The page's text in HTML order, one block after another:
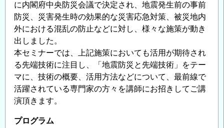
セ
ス
を
革
新
し
続
け
る
セ
に内閣府中央防災会議で決定され、地震発生前の事前
防災、災害発生時の効果的な災害応急対策、被災地内
外における混乱の防止などに対し、様々な施策が動き
出しました。
本セミナーでは、上記施策においても活用が期待され
る先端技術に注目し、「地震防災と先端技術」をテー
マに、技術の概要、活用方法などについて、最前線で
活躍されている専門家の方々を講師にお招きしてご講
演頂きます。
プログラム